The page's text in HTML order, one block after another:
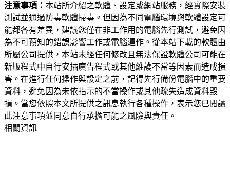
注意事項： 本站所介紹之軟體、設定或網站服務，經實際安裝
測試並通過防毒軟體掃毒。但因為不同電腦環境與軟體設定可
能都各有差異，建議您僅在非工作用的電腦先行測試，避免因
為不可預知的錯誤影響工作或電腦運作。從本站下載的軟體由
所屬公司提供，本站未經任何修改且無法保證軟體公司可能在
新版程式中自行安插廣告程式或其他維護不當等因素而造成損
害。在進行任何操作與設定之前，記得先行備份電腦中的重要
資料，避免因為未依指示的不當操作或其他疏失造成資料毀
損。當您依照本文所提供之訊息執行各種操作，表示您已閱讀
此注意事項並同意自行承擔可能之風險與責任。
相關資訊